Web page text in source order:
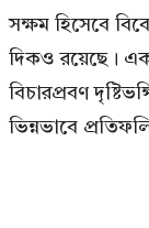
সক্ষম হিসেবে
দিকও রয়েছে।
বিচারপ্রবণ
ভিন্নভাবে